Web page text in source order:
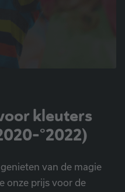
kleuters
°2022)
van de magie
onze prijs voor de